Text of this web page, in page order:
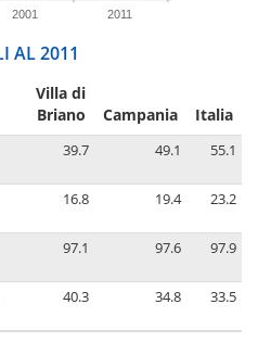
2001 2011
AL 2011
Villa di
Briano
Campania Italia
39.7 49.1 55.1
16.8 19.4 23.2
97.1 97.6 97.9
40.3 34.8 33.5